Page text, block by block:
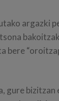
argazki
bere
gure